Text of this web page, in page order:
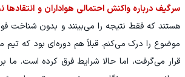
سرگیف درباره واکنش احتمالی هواداران و انتقادها
هستند که فقط نتیجه را می‌بینند و بدون شناخت
موضوع را درک می‌کنم. قبلاً هم دوره‌ای بود که تیم
قرار می‌گرفت، اما حالا شرایط فرق کرده است. ما